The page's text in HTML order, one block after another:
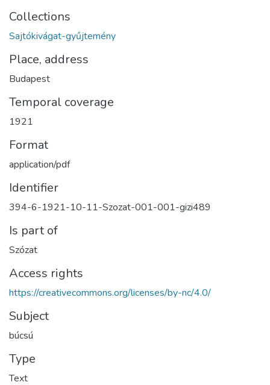
Collections
Sajtókivágat-gyűjtemény
Place, address
Budapest
Temporal coverage
1921
Format
application/pdf
Identifier
394-6-1921-10-11-Szozat-001-001-gizi489
Is part of
Szózat
Access rights
https://creativecommons.org/licenses/by-nc/4.0/
Subject
búcsú
Type
Text